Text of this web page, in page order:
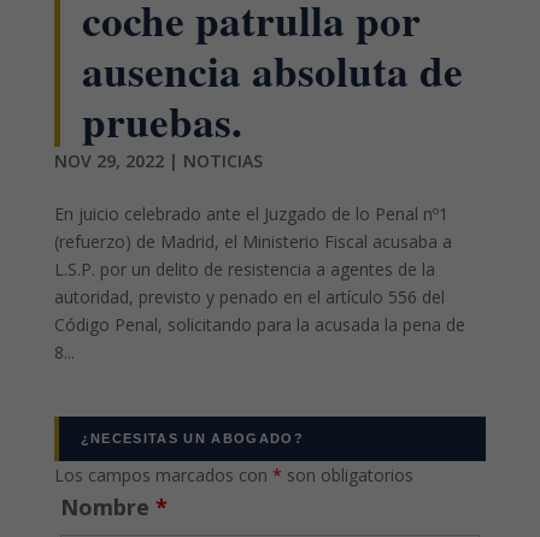
coche patrulla por
ausencia absoluta de
pruebas.
NOV 29, 2022| NOTICIAS
En juicio celebrado ante el Juzgado de lo Penal nº1
(refuerzo) de Madrid, el Ministerio Fiscal acusaba a
L.S.P. por un delito de resistencia a agentes de la
autoridad, previsto y penado en el artículo 556 del
Código Penal, solicitando para la acusada la pena de
8...
¿NECESITAS UN ABOGADO?
Los campos marcados con * son obligatorios
Nombre *